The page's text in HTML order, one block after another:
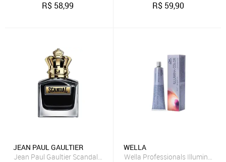
R$ 58,99 R$ 59,90
JEAN PAUL GAULTIER
WELLA
Wella Professionals Illumina